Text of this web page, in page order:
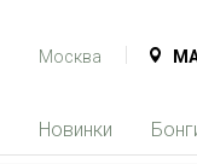
Москва
Новинки